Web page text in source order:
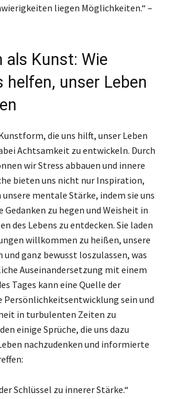
liegen Möglichkeiten.“ –
als Kunst: Wie
helfen, unser Leben
die uns hilft, unser Leben
Achtsamkeit zu entwickeln. Durch
wir Stress abbauen und innere
bieten uns nicht nur Inspiration,
mentale Stärke, indem sie uns
zu hegen und Weisheit in
des Lebens zu entdecken. Sie laden
willkommen zu heißen, unsere
ganz bewusst loszulassen, was
Auseinandersetzung mit einem
Tages kann eine Quelle der
Persönlichkeitsentwicklung sein und
in turbulenten Zeiten zu
einige Sprüche, die uns dazu
nachzudenken und informierte
Schlüssel zu innerer Stärke.“